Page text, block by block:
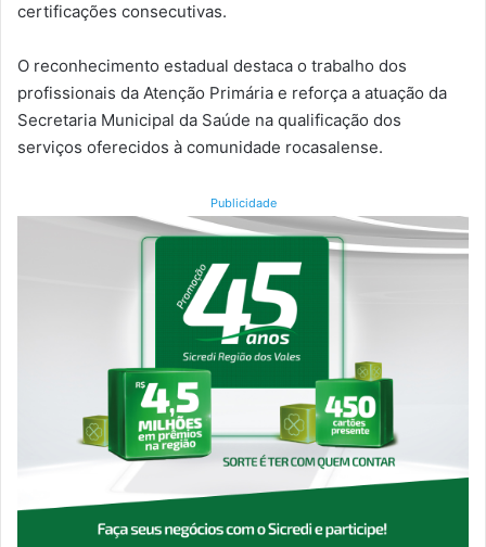
certificações consecutivas.
O reconhecimento estadual destaca o trabalho dos
profissionais da Atenção Primária e reforça a atuação da
Secretaria Municipal da Saúde na qualificação dos
serviços oferecidos à comunidade rocasalense.
Publicidade